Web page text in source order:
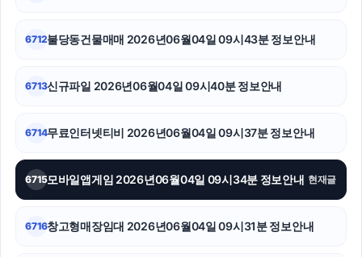
6712불당동건물매매 2026년06월04일 09시43분 정보안내
6713신규파일 2026년06월04일 09시40분 정보안내
6714무료인터넷티비 2026년06월04일 09시37분 정보안내
6715모바일앱게임 2026년06월04일 09시34분 정보안내 현재글
6716창고형매장임대 2026년06월04일 09시31분 정보안내